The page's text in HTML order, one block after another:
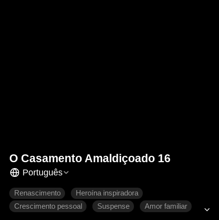
O Casamento Amaldiçoado 16
Português
Renascimento
Heroína inspiradora
Crescimento pessoal
Suspense Amor familiar